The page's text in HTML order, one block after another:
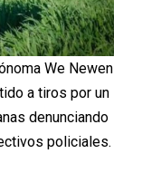
We Newen
a tiros por un
denunciando
policiales.